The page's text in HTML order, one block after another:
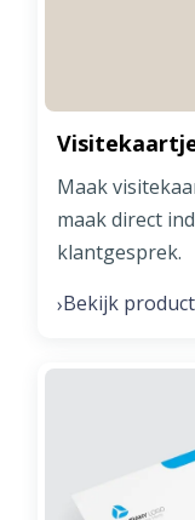
Maak
maak direct
klantgesprek.
›Bekijk